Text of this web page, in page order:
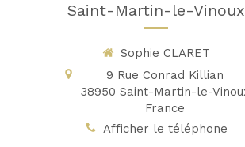
Saint-Martin-le-Vinoux
Sophie CLARET
9 Rue Conrad Killian
38950 Saint-Martin-le-
France
Afficher le téléphone